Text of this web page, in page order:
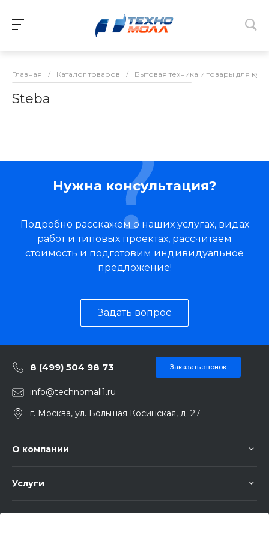
Главная / Каталог товаров / Бытовая техника и товары для
Steba
Нужна консультация?
Подробно расскажем о наших услугах, видах
работ и типовых проектах, рассчитаем
стоимость и подготовим индивидуальное
предложение!
Задать вопрос
8 (499) 504 98 73 Заказать звонок
info@technomall1.ru
г. Москва, ул. Большая Косинская, д. 27
О компании
Услуги